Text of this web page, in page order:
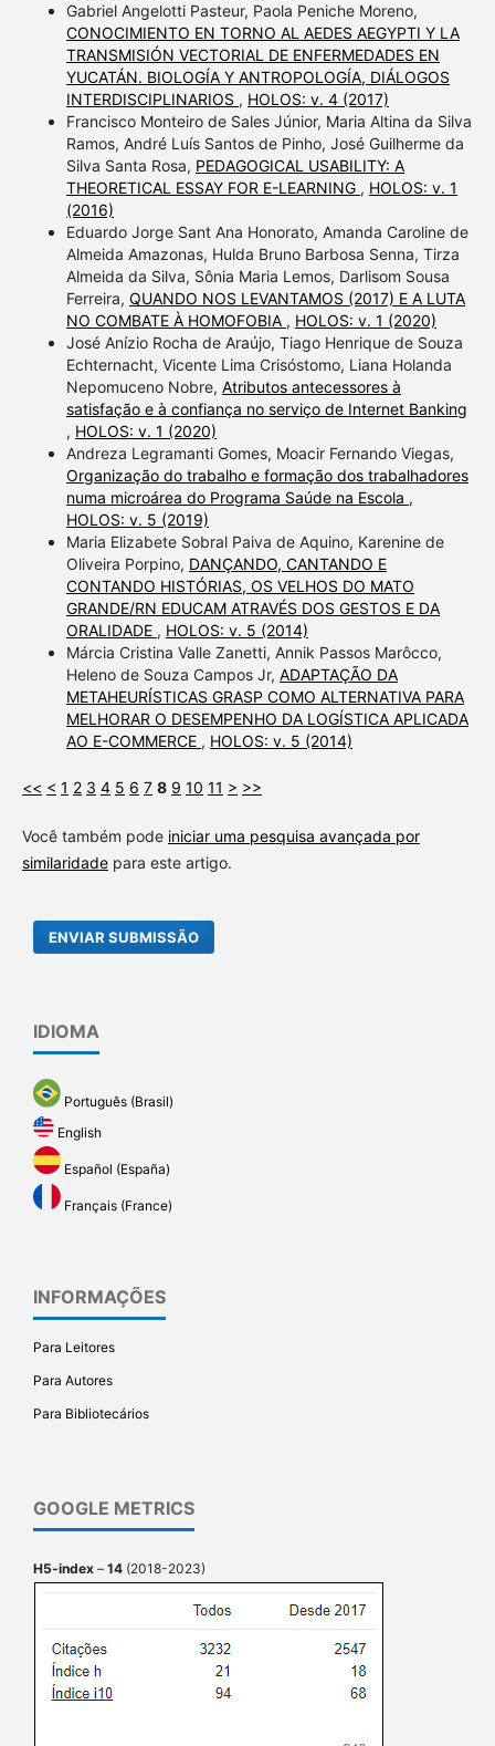
Gabriel Angelotti Pasteur, Paola Peniche Moreno,
CONOCIMIENTO EN TORNO AL AEDES AEGYPTI Y LA
TRANSMISIÓN VECTORIAL DE ENFERMEDADES EN
YUCATÁN. BIOLOGÍA Y ANTROPOLOGÍA, DIÁLOGOS
INTERDISCIPLINARIOS , HOLOS: v. 4 (2017)
Francisco Monteiro de Sales Júnior, Maria Altina da Silva
Ramos, André Luís Santos de Pinho, José Guilherme da
Silva Santa Rosa, PEDAGOGICAL USABILITY: A
THEORETICAL ESSAY FOR E-LEARNING , HOLOS: v. 1
(2016)
Eduardo Jorge Sant Ana Honorato, Amanda Caroline de
Almeida Amazonas, Hulda Bruno Barbosa Senna, Tirza
Almeida da Silva, Sônia Maria Lemos, Darlisom Sousa
Ferreira, QUANDO NOS LEVANTAMOS (2017) E A LUTA
NO COMBATE À HOMOFOBIA , HOLOS: v. 1 (2020)
José Anízio Rocha de Araújo, Tiago Henrique de Souza
Echternacht, Vicente Lima Crisóstomo, Liana Holanda
Nepomuceno Nobre, Atributos antecessores à
satisfação e à confiança no serviço de Internet Banking
, HOLOS: v. 1 (2020)
Andreza Legramanti Gomes, Moacir Fernando Viegas,
Organização do trabalho e formação dos trabalhadores
numa microárea do Programa Saúde na Escola ,
HOLOS: v. 5 (2019)
Maria Elizabete Sobral Paiva de Aquino, Karenine de
Oliveira Porpino, DANÇANDO, CANTANDO E
CONTANDO HISTÓRIAS, OS VELHOS DO MATO
GRANDE/RN EDUCAM ATRAVÉS DOS GESTOS E DA
ORALIDADE , HOLOS: v. 5 (2014)
Márcia Cristina Valle Zanetti, Annik Passos Marôcco,
Heleno de Souza Campos Jr, ADAPTAÇÃO DA
METAHEURÍSTICAS GRASP COMO ALTERNATIVA PARA
MELHORAR O DESEMPENHO DA LOGÍSTICA APLICADA
AO E-COMMERCE , HOLOS: v. 5 (2014)
<< < 1 2 3 4 5 6 7 8 9 10 11 > >>
Você também pode iniciar uma pesquisa avançada por
similaridadepara este artigo.
ENVIAR SUBMISSÃO
IDIOMA
Português (Brasil)
English
Español (España)
Français (France)
INFORMAÇÕES
Para Leitores
Para Autores
Para Bibliotecários
GOOGLE METRICS
H5-index – 14 (2018-2023)